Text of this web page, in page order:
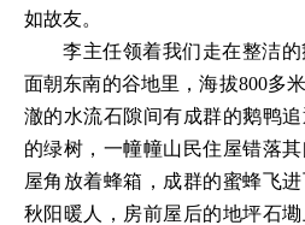
如故友。
李主任领着我们走在整洁
面朝东南的谷地里，海拔800多
澈的水流石隙间有成群的鹅鸭
的绿树，一幢幢山民住屋错落
屋角放着蜂箱，成群的蜜蜂飞
秋阳暖人，房前屋后的地坪石